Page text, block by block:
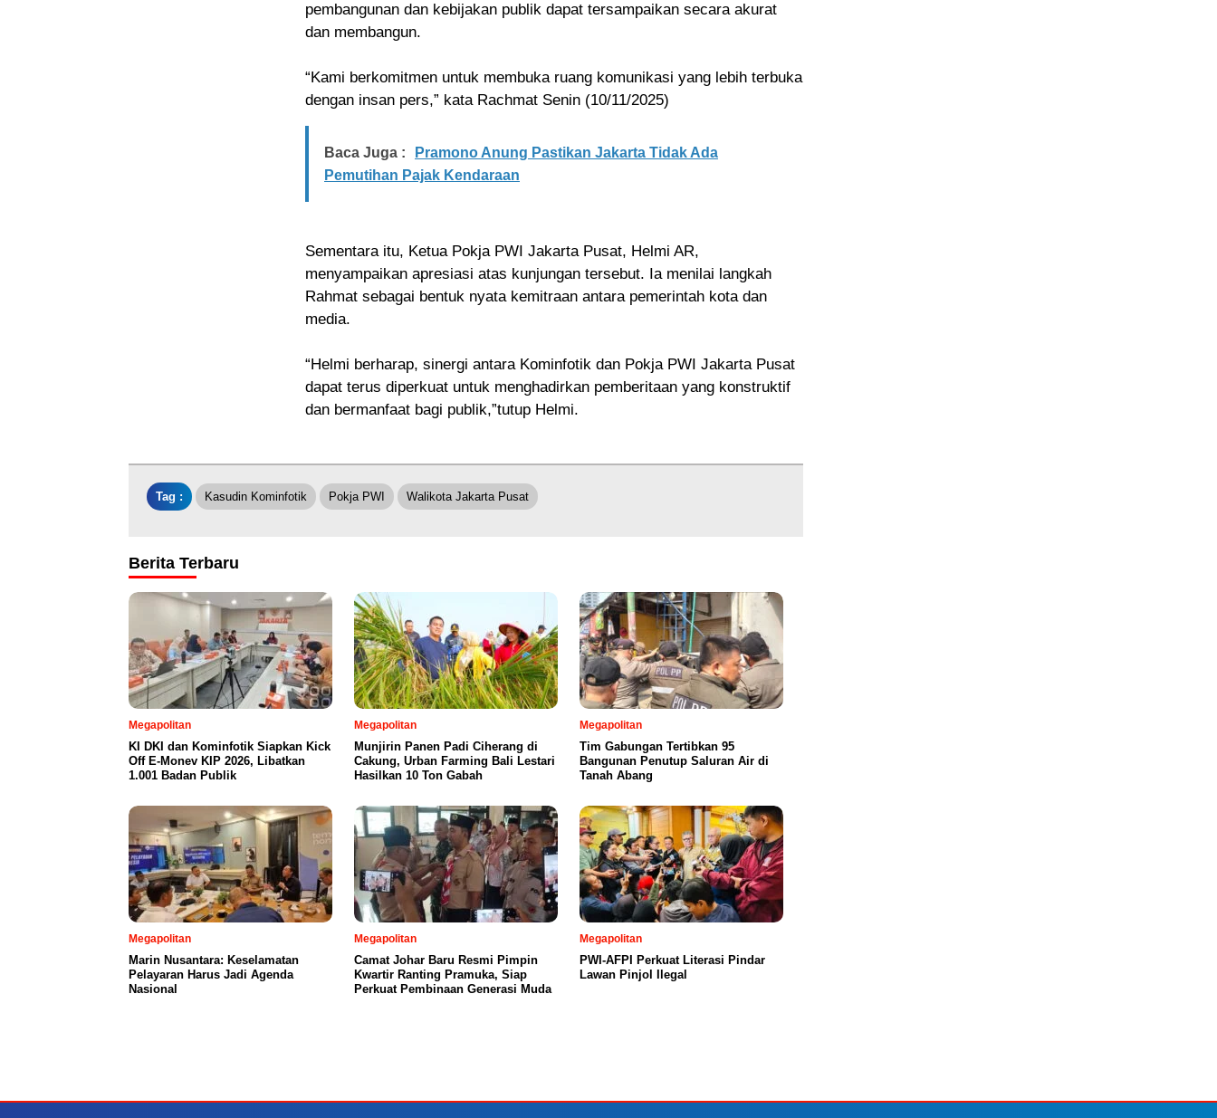
pembangunan dan kebijakan publik dapat tersampaikan secara akurat
dan membangun.
“Kami berkomitmen untuk membuka ruang komunikasi yang lebih terbuka
dengan insan pers,” kata Rachmat Senin (10/11/2025)
Baca Juga :
Pramono Anung Pastikan Jakarta Tidak Ada
Pemutihan Pajak Kendaraan
Sementara itu, Ketua Pokja PWI Jakarta Pusat, Helmi AR,
menyampaikan apresiasi atas kunjungan tersebut. Ia menilai langkah
Rahmat sebagai bentuk nyata kemitraan antara pemerintah kota dan
media.
“Helmi berharap, sinergi antara Kominfotik dan Pokja PWI Jakarta Pusat
dapat terus diperkuat untuk menghadirkan pemberitaan yang konstruktif
dan bermanfaat bagi publik,”tutup Helmi.
Tag : Kasudin Kominfotik Pokja PWI Walikota Jakarta Pusat
Berita Terbaru
Megapolitan
KI DKI dan Kominfotik Siapkan Kick
Off E-Monev KIP 2026, Libatkan
1.001 Badan Publik
Megapolitan
Munjirin Panen Padi Ciherang di
Cakung, Urban Farming Bali Lestari
Hasilkan 10 Ton Gabah
Megapolitan
Tim Gabungan Tertibkan 95
Bangunan Penutup Saluran Air di
Tanah Abang
Megapolitan
Marin Nusantara: Keselamatan
Pelayaran Harus Jadi Agenda
Nasional
Megapolitan
Camat Johar Baru Resmi Pimpin
Kwartir Ranting Pramuka, Siap
Perkuat Pembinaan Generasi Muda
Megapolitan
PWI-AFPI Perkuat Literasi Pindar
Lawan Pinjol Ilegal